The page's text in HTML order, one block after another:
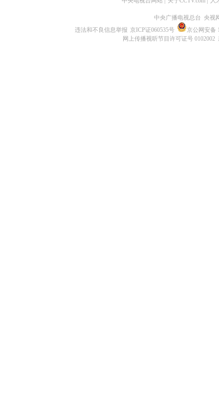
中央广播电视总台 央视
违法和不良信息举报 京ICP证060535号
京公网安备
网上传播视听节目许可证号 0102002